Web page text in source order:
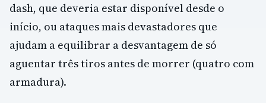
dash, que deveria estar disponível desde o
início, ou ataques mais devastadores que
ajudam a equilibrar a desvantagem de só
aguentar três tiros antes de morrer (quatro com
armadura).